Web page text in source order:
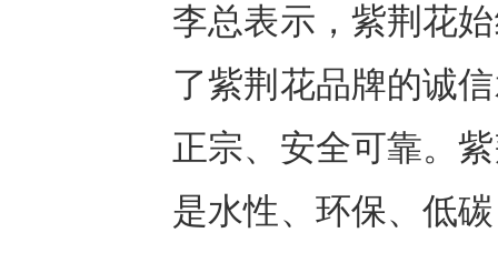
李总表示，紫荆花
了紫荆花品牌的诚
正宗、安全可靠。
是水性、环保、低